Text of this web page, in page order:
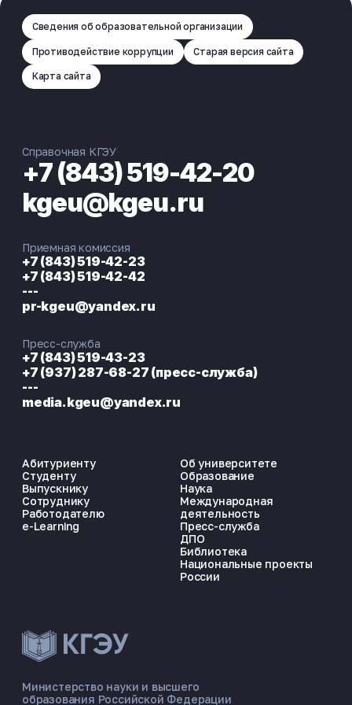
ЭНЕРГОКОД — ПОМОЩНИК КГЭУ
Сведения об образовательной организации
Противодействие коррупции Старая версия сайта
Карта сайта
Министерство науки и высшего
образования Российской Федерации
Абитуриенту
Студенту
Выпускнику
Сотруднику
Работодателю
e-Learning
Об университете
Образование
Наука
Международная
деятельность
Пресс-служба
ДПО
Библиотека
Национальные проекты
России
Справочная КГЭУ
+7 (843) 519-42-20
kgeu@kgeu.ru
Приемная комиссия
+7 (843) 519-42-23
+7 (843) 519-42-42
---
pr-kgeu@yandex.ru
Пресс-служба
+7 (843) 519-43-23
+7 (937) 287-68-27 (пресс-служба)
---
media.kgeu@yandex.ru